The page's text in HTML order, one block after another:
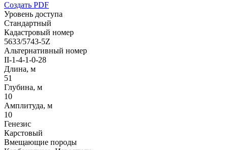
Создать PDF
Уровень доступа
Стандартный
Кадастровый номер
5633/5743-5Z
Альтернативный номер
II-1-4-1-0-28
Длина, м
51
Глубина, м
10
Амплитуда, м
10
Генезис
Карстовый
Вмещающие породы